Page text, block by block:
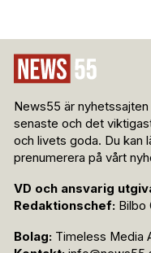
News55 är
senaste och det
och livets goda. Du kan
prenumerera på vårt
VD och ansvarig
Redaktionschef: Bilbo
Bolag: Timeless Media